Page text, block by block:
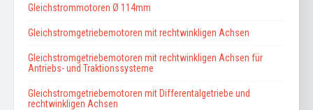
Gleichstrommotoren Ø 114mm
Gleichstromgetriebemotoren mit rechtwinkligen Achsen
Gleichstromgetriebemotoren mit rechtwinkligen Achsen für
Antriebs- und Traktionssysteme
Gleichstromgetriebemotoren mit Differentalgetriebe und
rechtwinkligen Achsen